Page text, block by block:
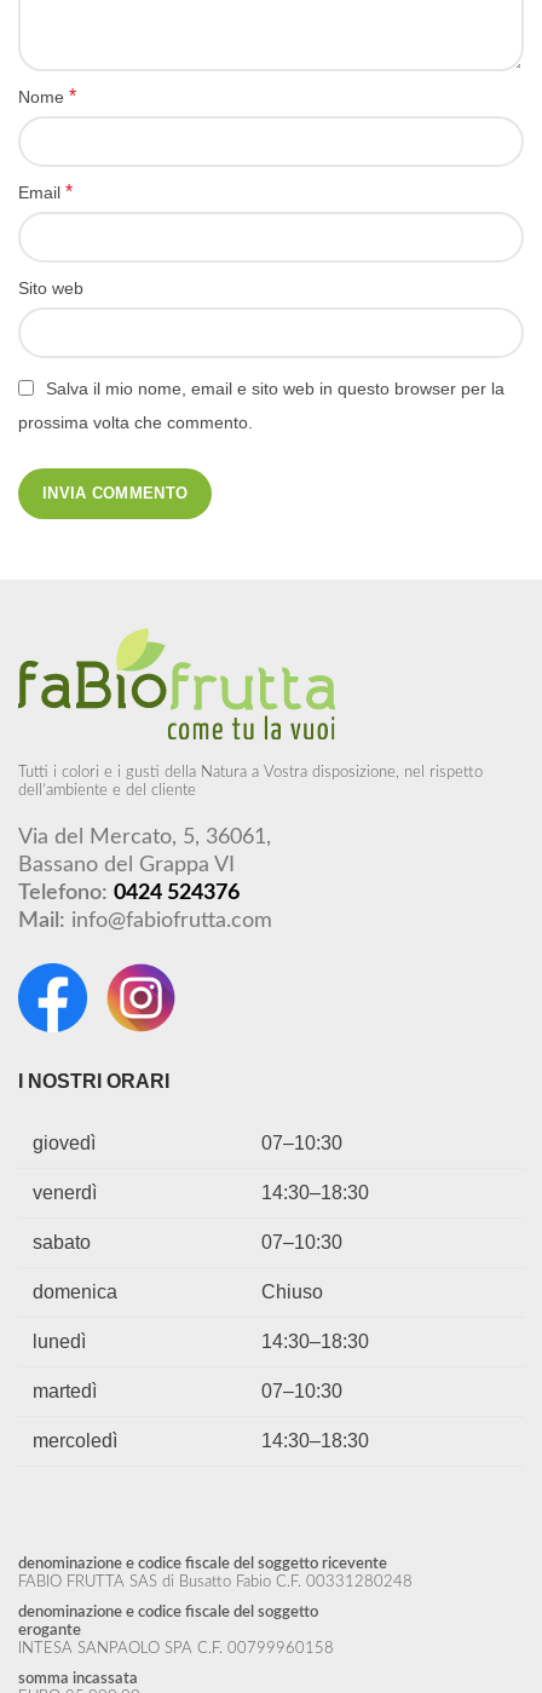
Nome *
Email *
Sito web
Salva il mio nome, email e sito web in questo browser per la
prossima volta che commento.
Tutti i colori e i gusti della Natura a Vostra disposizione, nel rispetto
dell’ambiente e del cliente
Via del Mercato, 5, 36061,
Bassano del Grappa VI
Telefono: 0424 524376
Mail: info@fabiofrutta.com
I NOSTRI ORARI
giovedì 07–10:30
venerdì 14:30–18:30
sabato 07–10:30
domenica Chiuso
lunedì 14:30–18:30
martedì 07–10:30
mercoledì 14:30–18:30
denominazione e codice fiscale del soggetto ricevente
FABIO FRUTTA SAS di Busatto Fabio C.F. 00331280248
denominazione e codice fiscale del soggetto
erogante
INTESA SANPAOLO SPA C.F. 00799960158
somma incassata